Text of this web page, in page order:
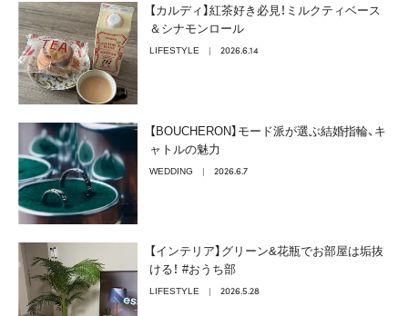
【カルディ】紅茶好き必見！ミルクティベース
＆シナモンロール
LIFESTYLE 2026.6.14
【BOUCHERON】モード派が選ぶ結婚指輪、キ
ャトルの魅力
WEDDING 2026.6.7
【インテリア】グリーン&花瓶でお部屋は垢抜
ける！ #おうち部
LIFESTYLE 2026.5.28